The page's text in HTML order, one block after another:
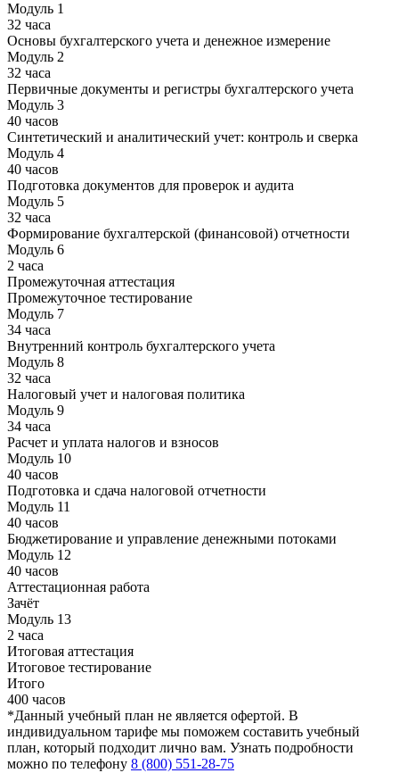
Модуль 1
32 часа
Основы бухгалтерского учета и денежное измерение
Модуль 2
32 часа
Первичные документы и регистры бухгалтерского учета
Модуль 3
40 часов
Синтетический и аналитический учет: контроль и сверка
Модуль 4
40 часов
Подготовка документов для проверок и аудита
Модуль 5
32 часа
Формирование бухгалтерской (финансовой) отчетности
Модуль 6
2 часа
Промежуточная аттестация
Промежуточное тестирование
Модуль 7
34 часа
Внутренний контроль бухгалтерского учета
Модуль 8
32 часа
Налоговый учет и налоговая политика
Модуль 9
34 часа
Расчет и уплата налогов и взносов
Модуль 10
40 часов
Подготовка и сдача налоговой отчетности
Модуль 11
40 часов
Бюджетирование и управление денежными потоками
Модуль 12
40 часов
Аттестационная работа
Зачёт
Модуль 13
2 часа
Итоговая аттестация
Итоговое тестирование
Итого
400 часов
*Данный учебный план не является офертой. В
индивидуальном тарифе мы поможем составить учебный
план, который подходит лично вам. Узнать подробности
можно по телефону 8 (800) 551-28-75